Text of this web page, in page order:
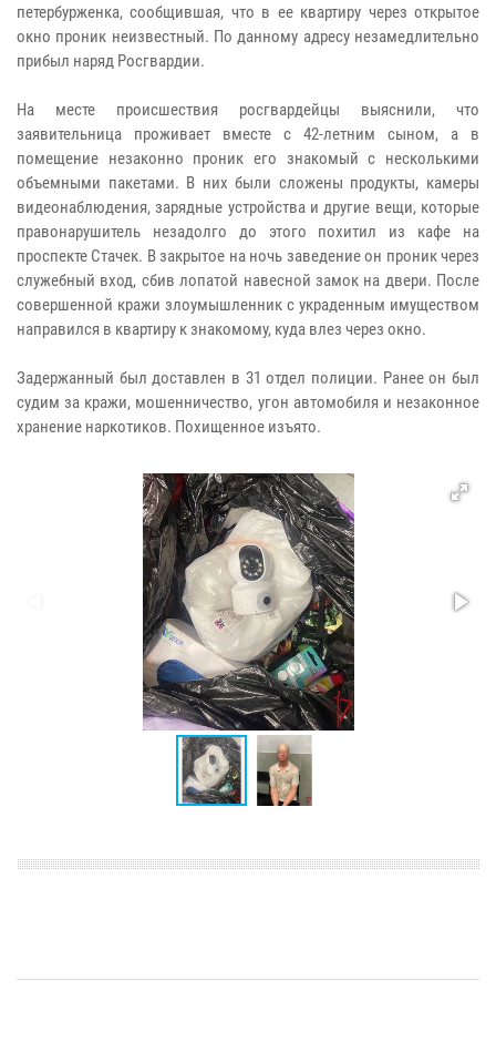
петербурженка, сообщившая, что в ее квартиру через открытое
окно проник неизвестный. По данному адресу незамедлительно
прибыл наряд Росгвардии.
На месте происшествия росгвардейцы выяснили, что
заявительница проживает вместе с 42-летним сыном, а в
помещение незаконно проник его знакомый с несколькими
объемными пакетами. В них были сложены продукты, камеры
видеонаблюдения, зарядные устройства и другие вещи, которые
правонарушитель незадолго до этого похитил из кафе на
проспекте Стачек. В закрытое на ночь заведение он проник через
служебный вход, сбив лопатой навесной замок на двери. После
совершенной кражи злоумышленник с украденным имуществом
направился в квартиру к знакомому, куда влез через окно.
Задержанный был доставлен в 31 отдел полиции. Ранее он был
судим за кражи, мошенничество, угон автомобиля и незаконное
хранение наркотиков. Похищенное изъято.